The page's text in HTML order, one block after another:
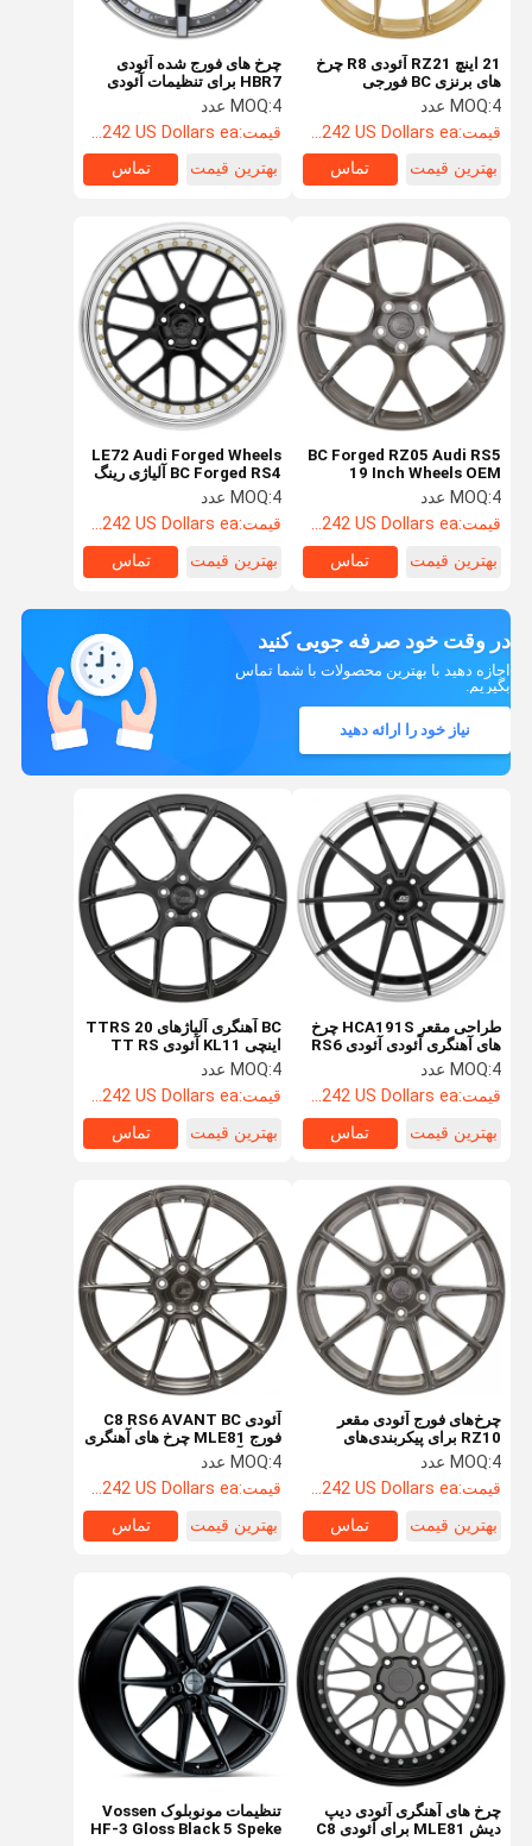
صفحه اصلی محصولات درباره ما تور کارخانه
چرخ های فورج شده آئودی
HBR7 برای تنظیمات آئودی
SQ5 Monoblock 2PC 3PC
MOQ:4 عدد
قیمت:Starting at $242 US Dollars ea
بهترین قیمت
تماس
21 اینچ RZ21 آئودی R8 چرخ
های برنزی BC فورجی
مونوبلوک مقعر
MOQ:4 عدد
قیمت:Starting at $242 US Dollars ea
بهترین قیمت
تماس
LE72 Audi Forged Wheels
BC Forged RS4 آلیاژی رینگ
16-26 اینچیMOQ:4 عدد
قیمت:Starting at $242 US Dollars ea
بهترین قیمت
تماس
BC Forged RZ05 Audi RS5
19 Inch Wheels OEM
Monoblock
Configurations
MOQ:4 عدد
قیمت:Starting at $242 US Dollars ea
بهترین قیمت
تماس
در وقت خود صرفه جویی کنید
اجازه دهید با بهترین محصولات با شما تماس
بگیریم.
نیاز خود را ارائه دهید
طراحی مقعر HCA191S چرخ
های آهنگری آئودی آئودی RS6
چرخ های 22 اینچی
MOQ:4 عدد
قیمت:Starting at $242 US Dollars ea
بهترین قیمت
تماس
BC آهنگری آلیاژهای TTRS 20
اینچی KL11 آئودی TT RS
چرخ های OEM
MOQ:4 عدد
قیمت:Starting at $242 US Dollars ea
بهترین قیمت
تماس
چرخ‌های فورج آئودی مقعر
RZ10 برای پیکربندی‌های
مونوبلوک RS E-TRON GT
MOQ:4 عدد
قیمت:Starting at $242 US Dollars ea
بهترین قیمت
تماس
آئودی C8 RS6 AVANT BC
فورج MLE81 چرخ های آهنگری
OEM آئودی
MOQ:4 عدد
قیمت:Starting at $242 US Dollars ea
بهترین قیمت
تماس
چرخ های آهنگری آئودی دیپ
دیش MLE81 برای آئودی C8
تنظیمات مونوبلوک Vossen
HF-3 Gloss Black 5 Speke